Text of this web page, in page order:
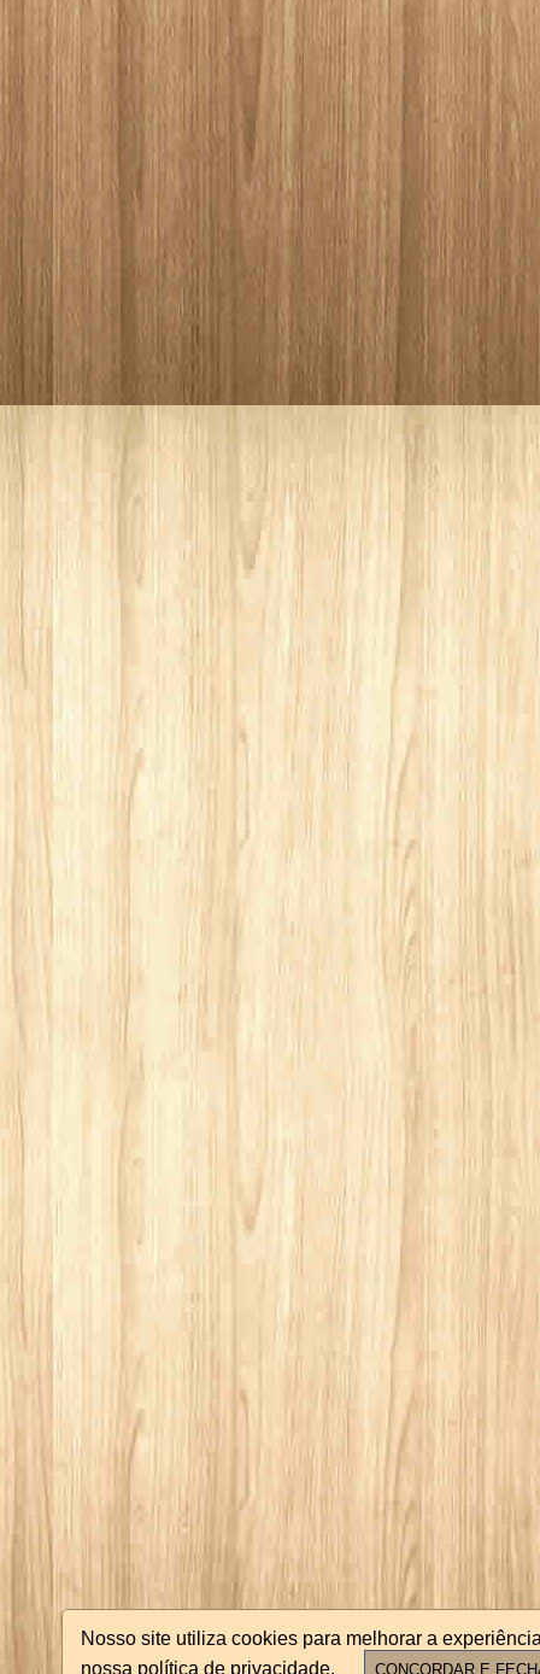
Nosso site utiliza cookies para melhorar a
nossa política de privacidade.